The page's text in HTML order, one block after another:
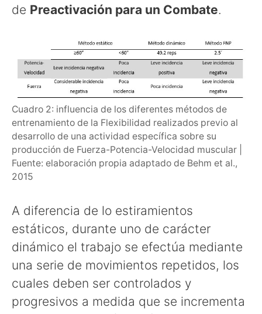
de Preactivación para un Combate.
Cuadro 2: influencia de los diferentes métodos de
entrenamiento de la Flexibilidad realizados previo al
desarrollo de una actividad específica sobre su
producción de Fuerza-Potencia-Velocidad muscular |
Fuente: elaboración propia adaptado de Behm et al.,
2015
A diferencia de lo estiramientos
estáticos, durante uno de carácter
dinámico el trabajo se efectúa mediante
una serie de movimientos repetidos, los
cuales deben ser controlados y
progresivos a medida que se incrementa